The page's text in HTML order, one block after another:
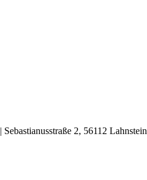
| Sebastianusstraße 2, 56112 Lahnstein